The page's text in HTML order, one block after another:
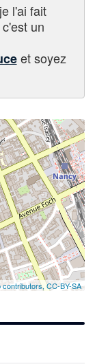
l'ai fait
un
et soyez
contributors,CC-BY-SA